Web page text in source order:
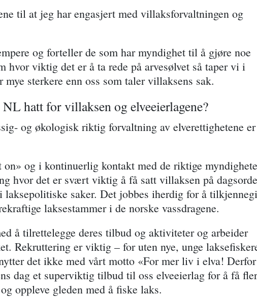
til at jeg har engasjert med villaksforvaltningen og
og forteller de som har myndighet til å gjøre noe
hvor viktig det er å ta rede på arvesølvet så taper vi i
sterkere enn oss som taler villaksens sak.
hatt for villaksen og elveeierlagene?
og økologisk riktig forvaltning av elverettighetene er
on» og i kontinuerlig kontakt med de riktige
hvor det er svært viktig å få satt villaksen på
laksepolitiske saker. Det jobbes iherdig for å tilkjennegi
laksestammer i de norske vassdragene.
å tilrettelegge deres tilbud og aktiviteter og arbeider
Rekruttering er viktig – for uten nye, unge
det ikke med vårt motto «For mer liv i elva!
dag et superviktig tilbud til oss elveeierlag for å få
oppleve gleden med å fiske laks.